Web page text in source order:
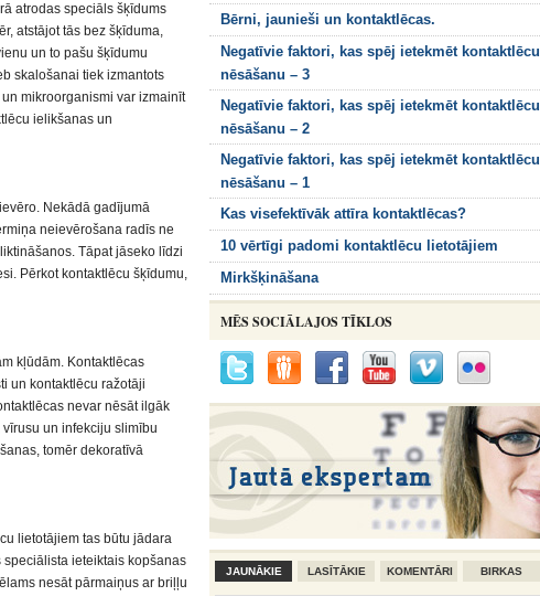
atrodas speciāls šķīdums
atstājot tās bez šķīduma,
un to pašu šķīdumu
skalošanai tiek izmantots
mikroorganismi var izmainīt
ielikšanas un
Nekādā gadījumā
neievērošana radīs ne
Tāpat jāseko līdzi
Pērkot kontaktlēcu šķīdumu,
kļūdām. Kontaktlēcas
un kontaktlēcu ražotāji
nevar nēsāt ilgāk
un infekciju slimību
tomēr dekoratīvā
lietotājiem tas būtu jādara
ieteiktais kopšanas
nesāt pārmaiņus ar briļļu
Bērni, jaunieši un kontaktlēcas.
Negatīvie faktori, kas spēj ietekmēt kontaktlēcu
nēsāšanu – 3
Negatīvie faktori, kas spēj ietekmēt kontaktlēcu
nēsāšanu – 2
Negatīvie faktori, kas spēj ietekmēt kontaktlēcu
nēsāšanu – 1
Kas visefektīvāk attīra kontaktlēcas?
10 vērtīgi padomi kontaktlēcu lietotājiem
Mirkšķināšana
MĒS SOCIĀLAJOS TĪKLOS
JAUNĀKIE LASĪTĀKIE KOMENTĀRI BIRKAS